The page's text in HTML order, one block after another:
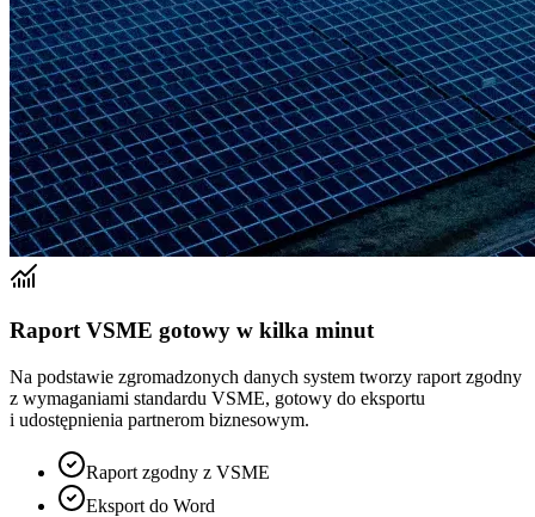
Raport VSME gotowy w kilka minut
Na podstawie zgromadzonych danych system tworzy raport zgodny
z wymaganiami standardu VSME, gotowy do eksportu
i udostępnienia partnerom biznesowym.
Raport zgodny z VSME
Eksport do Word